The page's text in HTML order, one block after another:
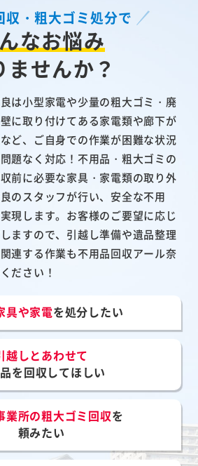
収・粗大ゴミ処分で
なお悩み
ませんか？
は小型家電や少量の粗大ゴミ・廃
に取り付けてある家電類や廊下が
ど、ご自身での作業が困難な状況
題なく対応！不用品・粗大ゴミの
前に必要な家具・家電類の取り外
のスタッフが行い、安全な不用
現します。お客様のご要望に応じ
ますので、引越し準備や遺品整理
連する作業も不用品回収アール奈
ださい！
具や家電を処分したい
越しとあわせて
を回収してほしい
業所の粗大ゴミ回収を
頼みたい